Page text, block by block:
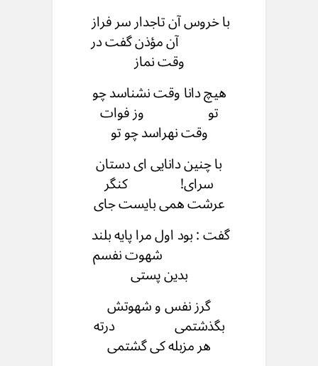
با خروس آن تاجدار سر فراز
آن مؤذن گفت در
وقت نماز
هیچ دانا وقت نشناسد چو
تو وز فوات
وقت نهراسد چو تو
با چنین دانایی ای دستان
سرای! کنگر
عرشت همی بایست جای
گفت : بود اول مرا پایه بلند
شهوت نفسم
بدین پستی
گرز نفس و شهوتش
بگذشتمی درته
هر مزبله کی گشتمی